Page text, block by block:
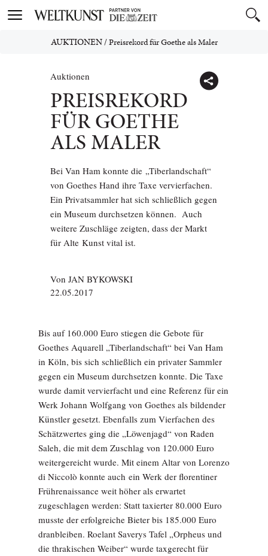
Toggle
AUKTIONEN/Preisrekord für Goethe als Maler
Auktionen
PREISREKORD
FÜR GOETHE
ALS MALER
Bei Van Ham konnte die „Tiberlandschaft“
von Goethes Hand ihre Taxe vervierfachen.
Ein Privatsammler hat sich schließlich gegen
ein Museum durchsetzen können. Auch
weitere Zuschläge zeigten, dass der Markt
für Alte Kunst vital ist.
Von JAN BYKOWSKI
22.05.2017
Bis auf 160.000 Euro stiegen die Gebote für
Goethes Aquarell „Tiberlandschaft“ bei Van Ham
in Köln, bis sich schließlich ein privater Sammler
gegen ein Museum durchsetzen konnte. Die Taxe
wurde damit vervierfacht und eine Referenz für ein
Werk Johann Wolfgang von Goethes als bildender
Künstler gesetzt. Ebenfalls zum Vierfachen des
Schätzwertes ging die „Löwenjagd“ von Raden
Saleh, die mit dem Zuschlag von 120.000 Euro
weitergereicht wurde. Mit einem Altar von Lorenzo
di Niccolò konnte auch ein Werk der florentiner
Frührenaissance weit höher als erwartet
zugeschlagen werden: Statt taxierter 80.000 Euro
musste der erfolgreiche Bieter bis 185.000 Euro
dranbleiben. Roelant Saverys Tafel „Orpheus und
die thrakischen Weiber“ wurde taxgerecht für